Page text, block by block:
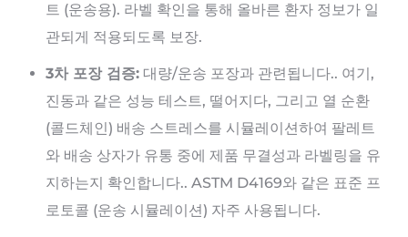
트 (운송용). 라벨 확인을 통해 올바른 환자 정보가 일
관되게 적용되도록 보장.
3차 포장 검증: 대량/운송 포장과 관련됩니다.. 여기,
진동과 같은 성능 테스트, 떨어지다, 그리고 열 순환
(콜드체인) 배송 스트레스를 시뮬레이션하여 팔레트
와 배송 상자가 유통 중에 제품 무결성과 라벨링을 유
지하는지 확인합니다.. ASTM D4169와 같은 표준 프
로토콜 (운송 시뮬레이션) 자주 사용됩니다.